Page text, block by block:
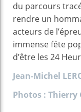
du parcours
rendre un
acteurs de
immense fête
d’être les 24
Jean-Michel
Photos : Thierry